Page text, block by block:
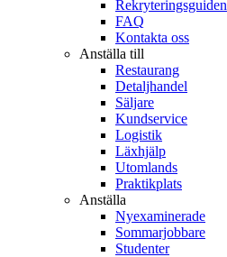
Rekryteringsguiden
FAQ
Kontakta oss
Anställa till
Restaurang
Detaljhandel
Säljare
Kundservice
Logistik
Läxhjälp
Utomlands
Praktikplats
Anställa
Nyexaminerade
Sommarjobbare
Studenter